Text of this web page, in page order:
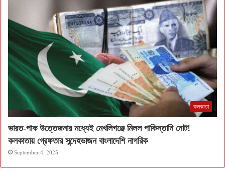
কলকাতা
ভারত-পাক উত্তেজনার মধ্যেই মেখলিগঞ্জে মিলল পাকিস্তানি নোট!
কলকাতায় গ্রেফতার সন্দেহভাজন বাংলাদেশি নাগরিক
September 4, 2025